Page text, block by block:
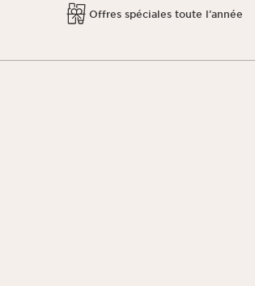
Offres spéciales toute l’année